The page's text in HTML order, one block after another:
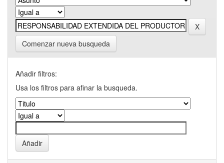
Comenzar nueva busqueda
Añadir filtros:
Usa los filtros para afinar la busqueda.